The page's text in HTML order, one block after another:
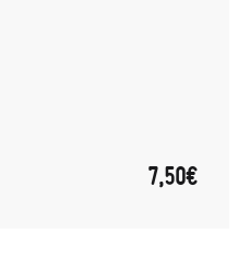
7,50€